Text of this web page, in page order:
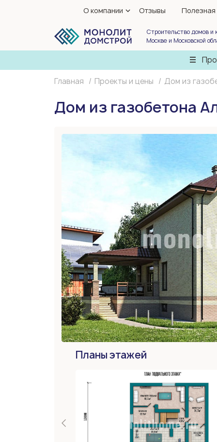
О компании Отзывы
Строительство домов и
Москве и Московской
Главная Проекты и цены Дом из
Дом из газобетона
Планы этажей